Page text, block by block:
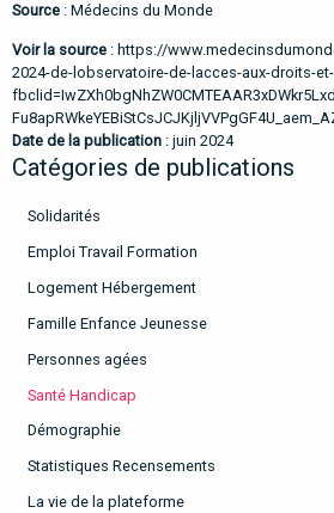
Source : Médecins du Monde
Voir la source : https://
2024-de-lobservatoire-de-lacces-aux-droits-
Date de la publication : juin 2024
Catégories de publications
Solidarités
Emploi Travail Formation
Logement Hébergement
Famille Enfance Jeunesse
Personnes agées
Santé Handicap
Démographie
Statistiques Recensements
La vie de la plateforme